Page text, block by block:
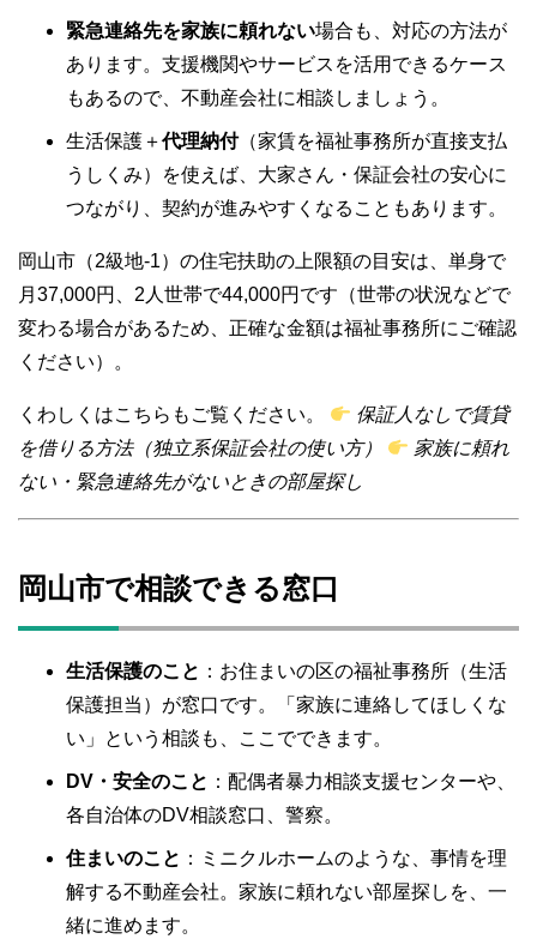
緊急連絡先を家族に頼れない場合も、対応の方法が
あります。支援機関やサービスを活用できるケース
もあるので、不動産会社に相談しましょう。
生活保護＋代理納付（家賃を福祉事務所が直接支払
うしくみ）を使えば、大家さん・保証会社の安心に
つながり、契約が進みやすくなることもあります。
岡山市（2級地-1）の住宅扶助の上限額の目安は、単身で
月37,000円、2人世帯で44,000円です（世帯の状況などで
変わる場合があるため、正確な金額は福祉事務所にご確認
ください）。
くわしくはこちらもご覧ください。
保証人なしで賃貸
を借りる方法（独立系保証会社の使い方）
家族に頼れ
ない・緊急連絡先がないときの部屋探し
岡山市で相談できる窓口
生活保護のこと ：お住まいの区の福祉事務所（生活
保護担当）が窓口です。「家族に連絡してほしくな
い」という相談も、ここでできます。
DV・安全のこと ：配偶者暴力相談支援センターや、
各自治体のDV相談窓口、警察。
住まいのこと ：ミニクルホームのような、事情を理
解する不動産会社。家族に頼れない部屋探しを、一
緒に進めます。